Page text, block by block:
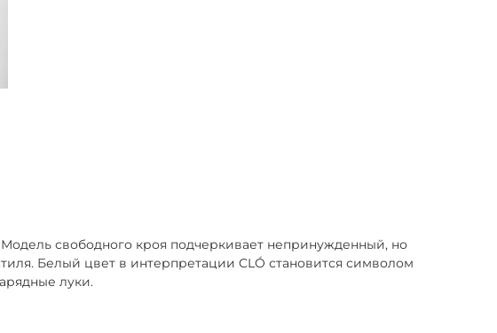
свободного кроя подчеркивает непринужденный, но
Белый цвет в интерпретации CLÓ становится символом
луки.